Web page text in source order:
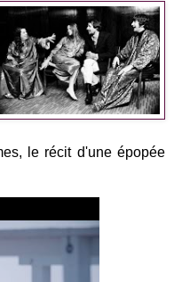
le récit d'une épopée